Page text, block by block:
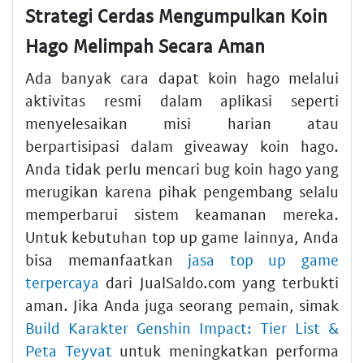
Strategi Cerdas Mengumpulkan Koin
Hago Melimpah Secara Aman
Ada banyak cara dapat koin hago melalui
aktivitas resmi dalam aplikasi seperti
menyelesaikan misi harian atau
berpartisipasi dalam giveaway koin hago.
Anda tidak perlu mencari bug koin hago yang
merugikan karena pihak pengembang selalu
memperbarui sistem keamanan mereka.
Untuk kebutuhan top up game lainnya, Anda
bisa memanfaatkan jasa top up game
terpercaya dari JualSaldo.com yang terbukti
aman. Jika Anda juga seorang pemain, simak
Build Karakter Genshin Impact: Tier List &
Peta Teyvat untuk meningkatkan performa